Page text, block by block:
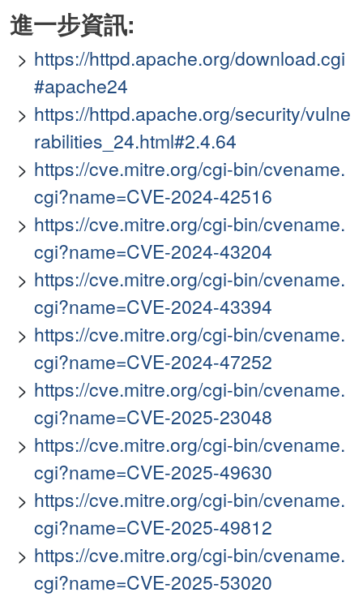
進一步資訊:
https://httpd.apache.org/download.cgi
#apache24
https://httpd.apache.org/security/vulne
rabilities_24.html#2.4.64
https://cve.mitre.org/cgi-bin/cvename.
cgi?name=CVE-2024-42516
https://cve.mitre.org/cgi-bin/cvename.
cgi?name=CVE-2024-43204
https://cve.mitre.org/cgi-bin/cvename.
cgi?name=CVE-2024-43394
https://cve.mitre.org/cgi-bin/cvename.
cgi?name=CVE-2024-47252
https://cve.mitre.org/cgi-bin/cvename.
cgi?name=CVE-2025-23048
https://cve.mitre.org/cgi-bin/cvename.
cgi?name=CVE-2025-49630
https://cve.mitre.org/cgi-bin/cvename.
cgi?name=CVE-2025-49812
https://cve.mitre.org/cgi-bin/cvename.
cgi?name=CVE-2025-53020